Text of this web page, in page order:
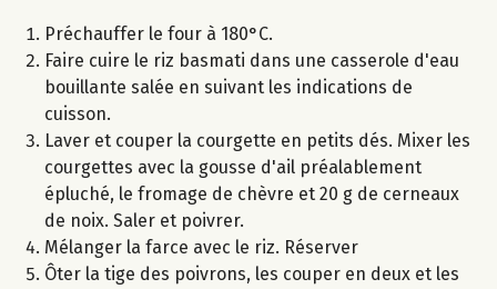
Préchauffer le four à 180°C.
Faire cuire le riz basmati dans une casserole d'eau
bouillante salée en suivant les indications de
cuisson.
Laver et couper la courgette en petits dés. Mixer les
courgettes avec la gousse d'ail préalablement
épluché, le fromage de chèvre et 20 g de cerneaux
de noix. Saler et poivrer.
Mélanger la farce avec le riz. Réserver
Ôter la tige des poivrons, les couper en deux et les